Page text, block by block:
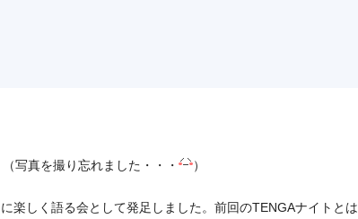
写真を撮り忘れました・・・ ）
楽しく語る会として発足しました。前回のTENGAナイトとは